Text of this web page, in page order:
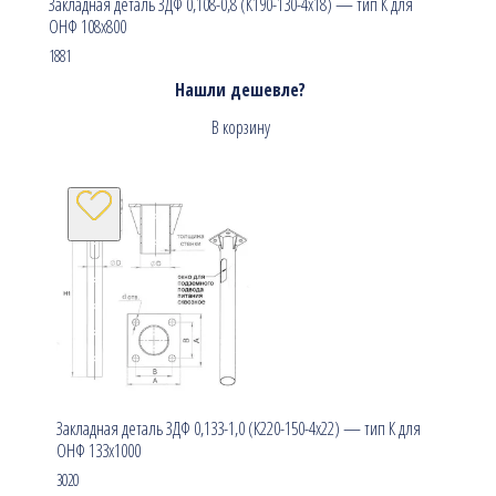
ОНФ 108х800
1881
Нашли дешевле?
В корзину
Закладная деталь ЗДФ 0,133-1,0 (К220-150-4х22) — тип К для
ОНФ 133х1000
3020